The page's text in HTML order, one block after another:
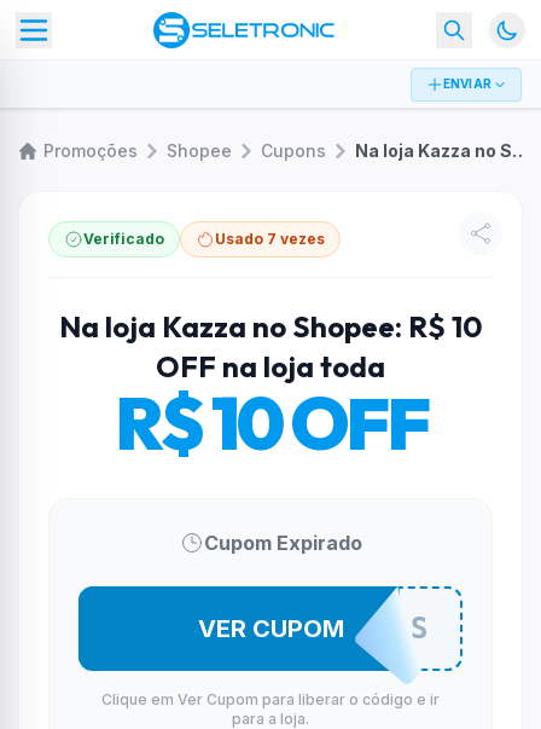
ENVIAR
Promoções Shopee Cupons Na loja Kazza no Shopee: R$ 10 OFF na loja toda
Verificado Usado 7 vezes
Na loja Kazza no Shopee: R$ 10
OFF na loja toda
R$ 10 OFF
Cupom Expirado
MENO182NS
VER CUPOM
Clique em Ver Cupom para liberar o código e ir
para a loja.